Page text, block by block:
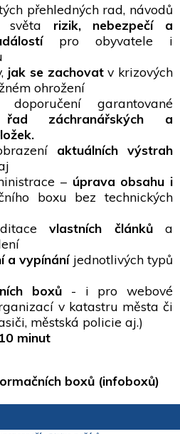
přehledných rad, návodů
světa rizik, nebezpečí a
pro obyvatele i
jak se zachovatv krizových
ohrožení
garantované
záchranářských a
aktuálních výstrah
– úprava obsahu i
boxu bez technických
vlastních článkůa
a vypínáníjednotlivých typů
boxů - i pro webové
v katastru města či
městská policie aj.)
10 minut
boxů (infoboxů)